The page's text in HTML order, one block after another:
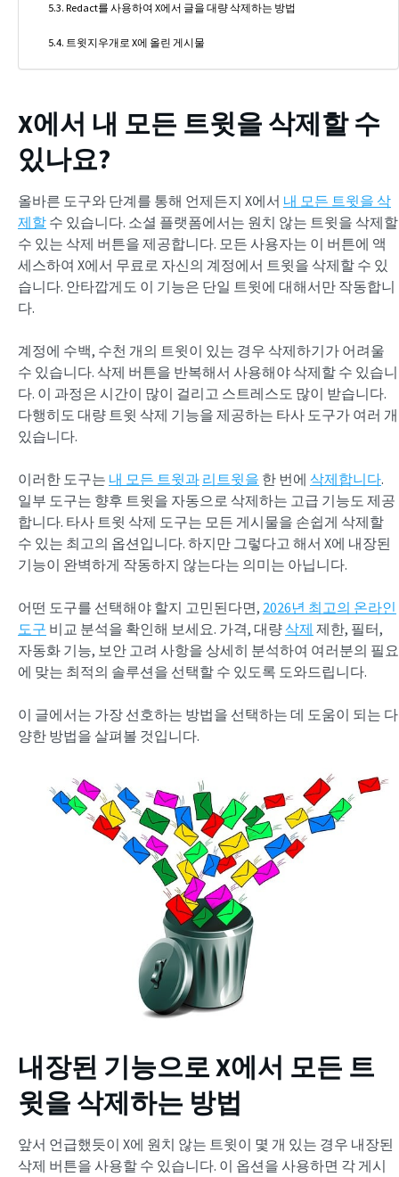
Redact를 사용하여 X에서 글을 대량 삭제하는 방법
트윗지우개로 X에 올린 게시물
X에서 내 모든 트윗을 삭제할 수
있나요?
올바른 도구와 단계를 통해 언제든지 X에서 내 모든 트윗을 삭
제할 수 있습니다. 소셜 플랫폼에서는 원치 않는 트윗을 삭제할
수 있는 삭제 버튼을 제공합니다. 모든 사용자는 이 버튼에 액
세스하여 X에서 무료로 자신의 계정에서 트윗을 삭제할 수 있
습니다. 안타깝게도 이 기능은 단일 트윗에 대해서만 작동합니
다.
계정에 수백, 수천 개의 트윗이 있는 경우 삭제하기가 어려울
수 있습니다. 삭제 버튼을 반복해서 사용해야 삭제할 수 있습니
다. 이 과정은 시간이 많이 걸리고 스트레스도 많이 받습니다.
다행히도 대량 트윗 삭제 기능을 제공하는 타사 도구가 여러 개
있습니다.
이러한 도구는 내 모든 트윗과 리트윗을 한 번에 삭제합니다.
일부 도구는 향후 트윗을 자동으로 삭제하는 고급 기능도 제공
합니다. 타사 트윗 삭제 도구는 모든 게시물을 손쉽게 삭제할
수 있는 최고의 옵션입니다. 하지만 그렇다고 해서 X에 내장된
기능이 완벽하게 작동하지 않는다는 의미는 아닙니다.
어떤 도구를 선택해야 할지 고민된다면, 2026년 최고의 온라인
도구 비교 분석을 확인해 보세요. 가격, 대량삭제 제한, 필터,
자동화 기능, 보안 고려 사항을 상세히 분석하여 여러분의 필요
에 맞는 최적의 솔루션을 선택할 수 있도록 도와드립니다.
이 글에서는 가장 선호하는 방법을 선택하는 데 도움이 되는 다
양한 방법을 살펴볼 것입니다.
내장된 기능으로 X에서 모든 트
윗을 삭제하는 방법
앞서 언급했듯이 X에 원치 않는 트윗이 몇 개 있는 경우 내장된
삭제 버튼을 사용할 수 있습니다. 이 옵션을 사용하면 각 게시